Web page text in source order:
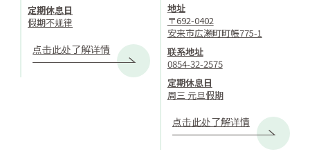
定期休息日
假期不规律
点击此处了解详情
地址
〒692-0402
安来市広瀬町町帳775-1
联系地址
0854-32-2575
定期休息日
周三 元旦假期
点击此处了解详情